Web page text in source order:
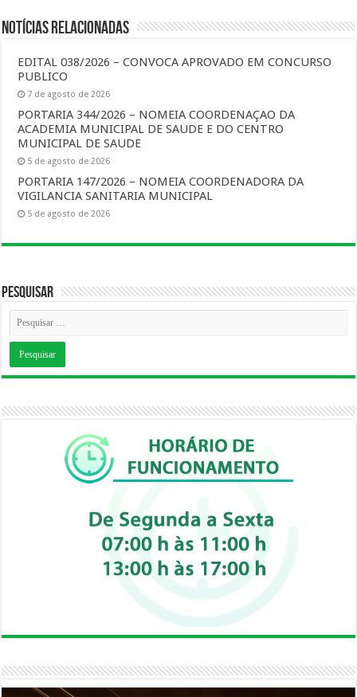
Notícias Relacionadas
EDITAL 038/2026 – CONVOCA APROVADO EM CONCURSO
PUBLICO
7 de agosto de 2026
PORTARIA 344/2026 – NOMEIA COORDENAÇAO DA
ACADEMIA MUNICIPAL DE SAUDE E DO CENTRO
MUNICIPAL DE SAUDE
5 de agosto de 2026
PORTARIA 147/2026 – NOMEIA COORDENADORA DA
VIGILANCIA SANITARIA MUNICIPAL
5 de agosto de 2026
Pesquisar